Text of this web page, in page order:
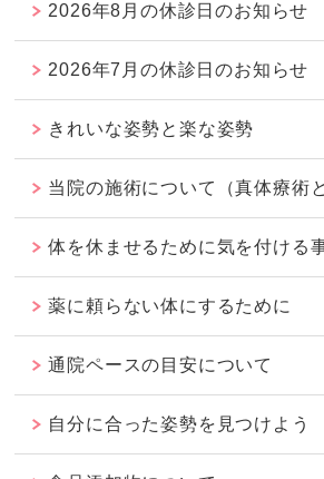
2026年8月の休診日のお知らせ
2026年7月の休診日のお知らせ
きれいな姿勢と楽な姿勢
当院の施術について（真体療術
体を休ませるために気を付ける
薬に頼らない体にするために
通院ペースの目安について
自分に合った姿勢を見つけよう